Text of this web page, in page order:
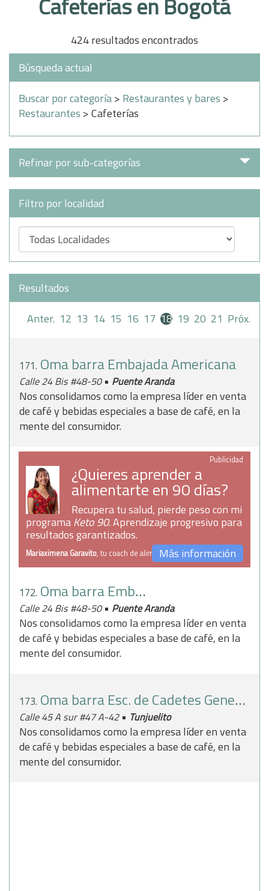
424 resultados encontrados
Búsqueda actual
Buscar por categoría> Restaurantes y bares >
Restaurantes > Cafeterías
Refinar por sub-categorías
Filtro por localidad
Resultados
Anter. 12 13 14 15 16 17 18 19 20 21 Próx.
171. Oma barra Embajada Americana
Calle 24 Bis #48-50 • Puente Aranda
Nos consolidamos como la empresa líder en venta
de café y bebidas especiales a base de café, en la
mente del consumidor.
Publicidad
¿Quieres aprender a
alimentarte en 90 días?
Recupera tu salud, pierde peso con mi
programaKeto 90. Aprendizaje progresivo para
resultados garantizados.
Mariaximena Garavito, tu coach de alimentaciónMás información
172. Oma barra Embajada Americana 2
Calle 24 Bis #48-50 • Puente Aranda
Nos consolidamos como la empresa líder en venta
de café y bebidas especiales a base de café, en la
mente del consumidor.
173. Oma barra Esc. de Cadetes General Santander
Calle 45 A sur #47 A-42 • Tunjuelito
Nos consolidamos como la empresa líder en venta
de café y bebidas especiales a base de café, en la
mente del consumidor.